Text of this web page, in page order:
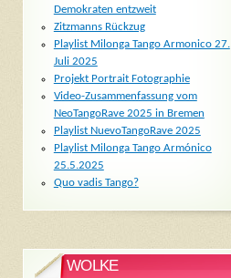
Demokraten entzweit
Zitzmanns Rückzug
Playlist Milonga Tango Armonico 27.
Juli 2025
Projekt Portrait Fotographie
Video-Zusammenfassung vom
NeoTangoRave 2025 in Bremen
Playlist NuevoTangoRave 2025
Playlist Milonga Tango Armónico
25.5.2025
Quo vadis Tango?
WOLKE